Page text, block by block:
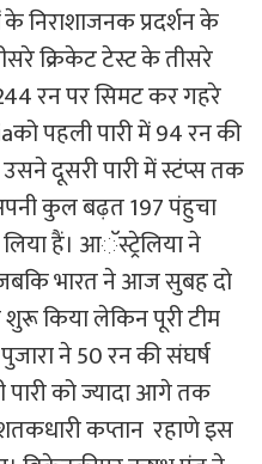
निराशाजनक प्रदर्शन के
क्रिकेट टेस्ट के तीसरे
रन पर सिमट कर गहरे
पहली पारी में 94 रन की
दूसरी पारी में स्टंप्स तक
कुल बढ़त 197 पंहुचा
हैं। आॅस्ट्रेलिया ने
भारत ने आज सुबह दो
किया लेकिन पूरी टीम
ने 50 रन की संघर्ष
पारी को ज्यादा आगे तक
कप्तान रहाणे इस